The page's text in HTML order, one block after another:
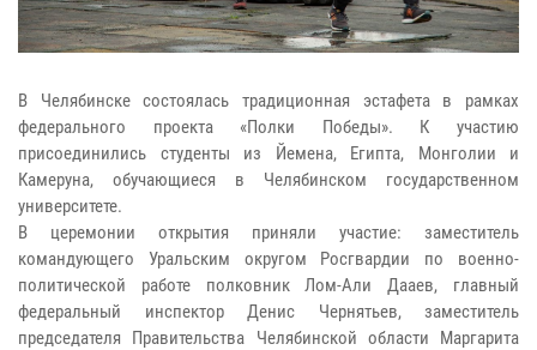
В Челябинске состоялась традиционная эстафета в рамках
федерального проекта «Полки Победы». К участию
присоединились студенты из Йемена, Египта, Монголии и
Камеруна, обучающиеся в Челябинском государственном
университете.
В церемонии открытия приняли участие: заместитель
командующего Уральским округом Росгвардии по военно-
политической работе полковник Лом-Али Дааев, главный
федеральный инспектор Денис Чернятьев, заместитель
председателя Правительства Челябинской области Маргарита